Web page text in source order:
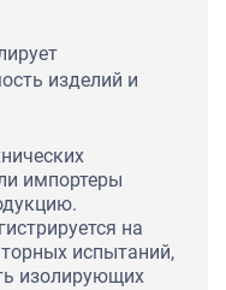
изделий и
импортеры
на
испытаний,
изолирующих